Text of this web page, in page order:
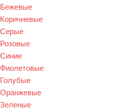
Бежевые
Коричневые
Серые
Розовые
Синие
Фиолетовые
Голубые
Оранжевые
Зеленые